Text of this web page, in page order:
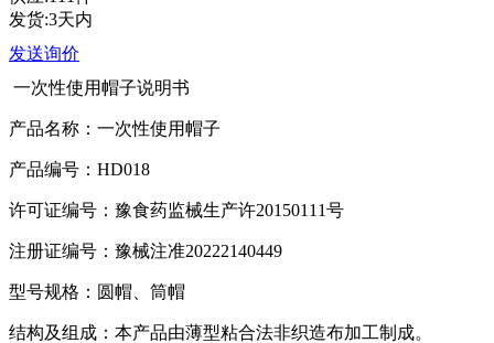
发货:3天内
发送询价
一次性使用帽子说明书
产品名称：一次性使用帽子
产品编号：HD018
许可证编号：豫食药监械生产许20150111号
注册证编号：豫械注准20222140449
型号规格：圆帽、筒帽
结构及组成：本产品由薄型粘合法非织造布加工制成。